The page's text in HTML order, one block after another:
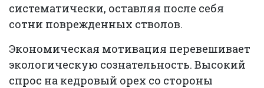
систематически, оставляя после себя
сотни поврежденных стволов.
Экономическая мотивация перевешивает
экологическую сознательность. Высокий
спрос на кедровый орех со стороны